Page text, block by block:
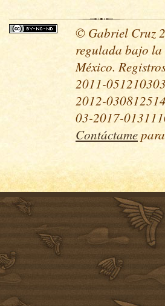
© Gabriel Cruz
regulada bajo la
México.
2011-
2012-
03-2017-
Contáctame